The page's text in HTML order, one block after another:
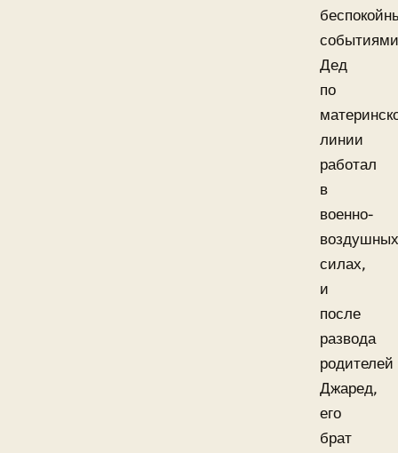
Дед
по
линии
работал
в
военно-
воздушных
силах,
и
после
развода
родителей
Джаред,
его
брат